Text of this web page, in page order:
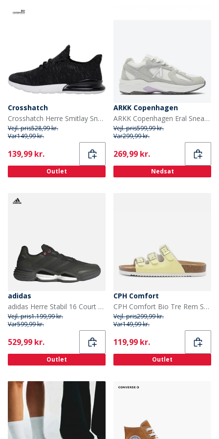
Crosshatch
Crosshatch Herre Smitlay Sneakers Sort
Vejl. pris528,99 kr.
Var149,99 kr.
Current
139,99 kr.
Outlet
ARKK Copenhagen
ARKK Copenhagen Eral Sneakers Lysegrå/Lilla Light Grey Lilac
Vejl. pris599,99 kr.
Var299,99 kr.
Current
269,99 kr.
Nedsat
adidas
adidas Herre Stabil 16 Court Træningssko Shadow Olive/Core Black/Grey Six
Vejl. pris1.199,99 kr.
Var599,99 kr.
Current
529,99 kr.
Outlet
CPH Comfort
CPH Comfort Bio Tre Rem Sandaler Lemon
Vejl. pris299,99 kr.
Var149,99 kr.
Current
119,99 kr.
Outlet